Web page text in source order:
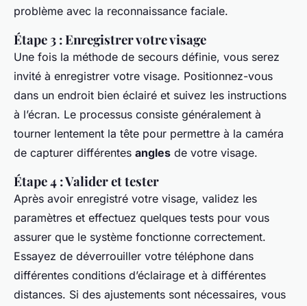
problème avec la reconnaissance faciale.
Étape 3 : Enregistrer votre visage
Une fois la méthode de secours définie, vous serez
invité à enregistrer votre visage. Positionnez-vous
dans un endroit bien éclairé et suivez les instructions
à l’écran. Le processus consiste généralement à
tourner lentement la tête pour permettre à la caméra
de capturer différentes angles de votre visage.
Étape 4 : Valider et tester
Après avoir enregistré votre visage, validez les
paramètres et effectuez quelques tests pour vous
assurer que le système fonctionne correctement.
Essayez de déverrouiller votre téléphone dans
différentes conditions d’éclairage et à différentes
distances. Si des ajustements sont nécessaires, vous